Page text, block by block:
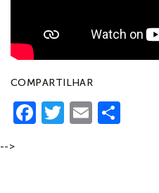
COMPARTILHAR
Facebook
Twitter
Email
-->